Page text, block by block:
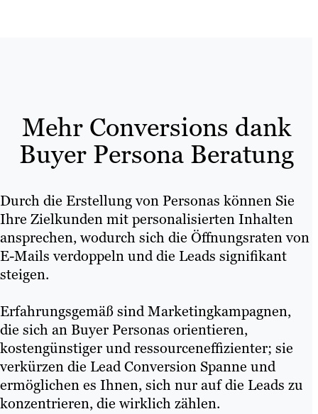
Mehr Conversions dank
Buyer Persona Beratung
Durch die Erstellung von Personas können Sie
Ihre Zielkunden mit personalisierten Inhalten
ansprechen, wodurch sich die Öffnungsraten von
E-Mails verdoppeln und die Leads signifikant
steigen.
Erfahrungsgemäß sind Marketingkampagnen,
die sich an Buyer Personas orientieren,
kostengünstiger und ressourceneffizienter; sie
verkürzen die Lead Conversion Spanne und
ermöglichen es Ihnen, sich nur auf die Leads zu
konzentrieren, die wirklich zählen.